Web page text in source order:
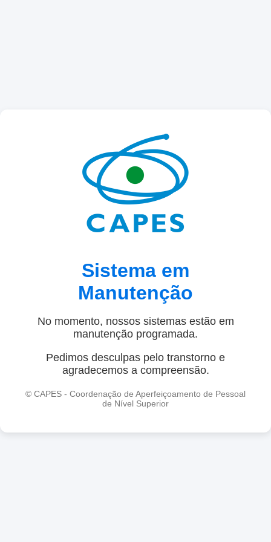
Sistema em
Manutenção
No momento, nossos sistemas estão em
manutenção programada.
Pedimos desculpas pelo transtorno e
agradecemos a compreensão.
© CAPES - Coordenação de Aperfeiçoamento de Pessoal
de Nível Superior